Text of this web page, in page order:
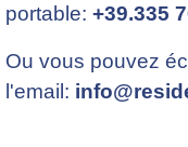
portable: +39.335
Ou vous pouvez
l'email: